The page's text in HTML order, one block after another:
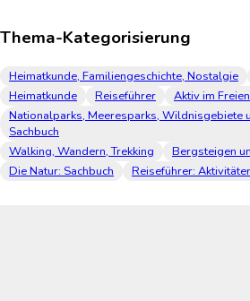
Thema-Kategorisierung
Heimatkunde, Familiengeschichte, Nostalgie
Heimatkunde
Reiseführer
Aktiv im
Nationalparks, Meeresparks, Wildnisgebiete
Sachbuch
Walking, Wandern, Trekking
Bergsteigen
Die Natur: Sachbuch
Reiseführer: